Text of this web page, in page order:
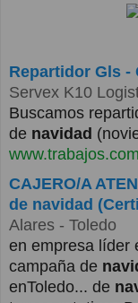
Repartidor Gls -
Servex K10
Buscamos
de navidad
www.trabajos.com
CAJERO/A
de navidad
Alares - Toledo
en empresa líder
campaña de
enToledo... de